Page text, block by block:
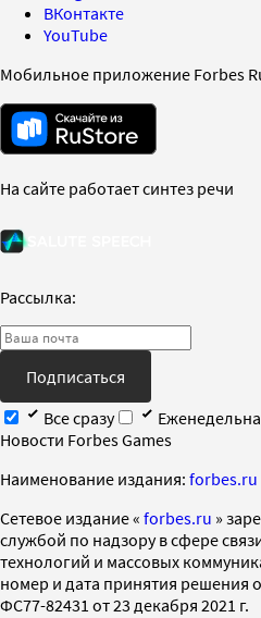
ВКонтакте
YouTube
Мобильное приложение Forbes
На сайте работает синтез речи
Рассылка:
Подписаться
Все сразу
Новости Forbes Games
Наименование издания: forbes.ru
Cетевое издание « forbes.ru »
службой по надзору в сфере
технологий и массовых
номер и дата принятия решения
ФС77-82431 от 23 декабря 2021 г.